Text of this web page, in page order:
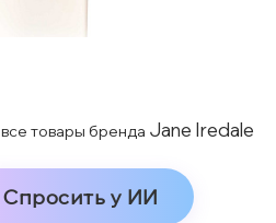
все товары бренда Jane Iredale
Спросить у ИИ